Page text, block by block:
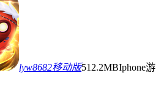
lyw8682移动版512.2MBIphone游